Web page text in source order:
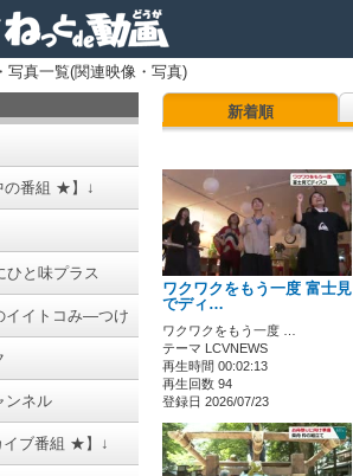
写真一覧(関連映像・写真)
番組 ★】↓
ひと味プラス
イイトコみ―つけ
ンネル
ブ番組 ★】↓
新着順
ワクワクをもう一度 富士見
でディ…
ワクワクをもう一度 …
テーマ LCVNEWS
再生時間 00:02:13
再生回数 94
登録日 2026/07/23